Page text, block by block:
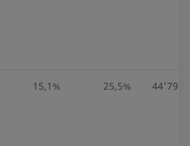
15,1% 25,5% 44'797